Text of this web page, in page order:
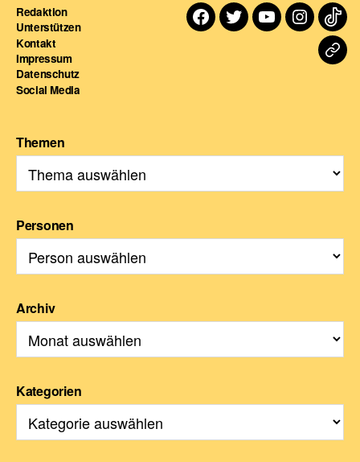
Redaktion
Unterstützen
Kontakt
Impressum
Datenschutz
Social Media
Facebook
TwitterYoutube
Themen
Personen
Archiv
Kategorien